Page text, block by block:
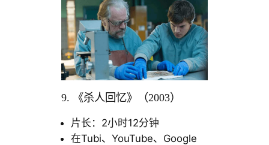
9. 《杀人回忆》（2003）
片长：2小时12分钟
在Tubi、YouTube、Google